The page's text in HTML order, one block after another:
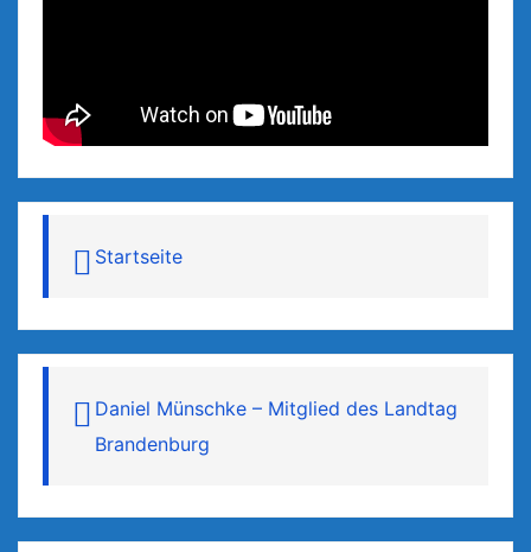
Startseite
Daniel Münschke – Mitglied des Landtag
Brandenburg